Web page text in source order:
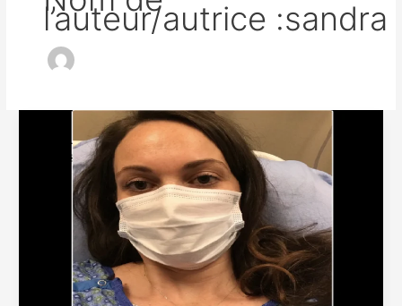
l’auteur/autrice :sandra